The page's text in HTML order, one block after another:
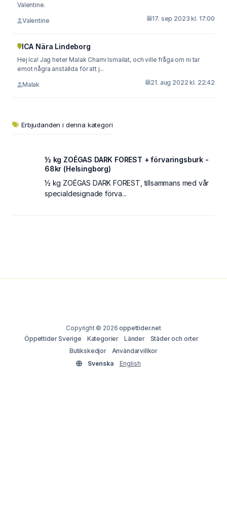
Valentine.
Valentine 17. sep 2023 kl. 17:00
ICA Nära Lindeborg
Hej Ica! Jag heter Malak Chami Ismailat, och ville fråga om ni tar
emot några anställda för att j...
Malak 21. aug 2022 kl. 22:42
Erbjudanden i denna kategori
½ kg ZOÉGAS DARK FOREST + förvaringsburk -
68kr (Helsingborg)
½ kg ZOÉGAS DARK FOREST, tillsammans med vår
specialdesignade förva...
Copyright © 2026oppettider.net
Öppettider Sverige
Kategorier Länder
Städer och orter
Butikskedjor
Användarvillkor
Svenska
English